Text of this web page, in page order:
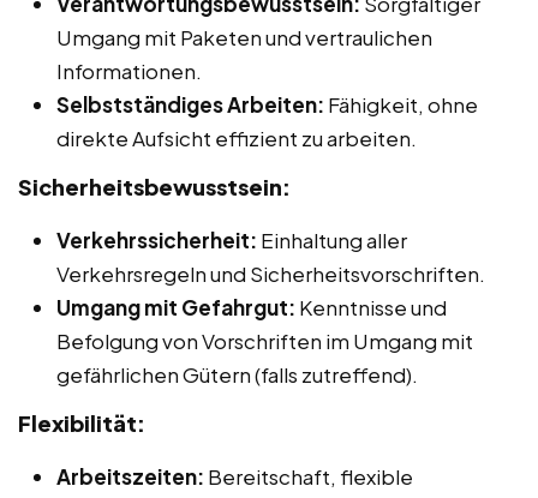
Umgang mit Paketen und vertraulichen
Informationen.
Selbstständiges Arbeiten: Fähigkeit, ohne
direkte Aufsicht effizient zu arbeiten.
Sicherheitsbewusstsein:
Verkehrssicherheit: Einhaltung aller
Verkehrsregeln und Sicherheitsvorschriften.
Umgang mit Gefahrgut: Kenntnisse und
Befolgung von Vorschriften im Umgang mit
gefährlichen Gütern (falls zutreffend).
Flexibilität:
Arbeitszeiten: Bereitschaft, flexible